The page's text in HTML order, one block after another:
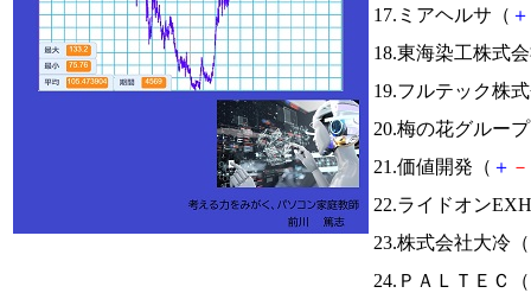
17.ミアヘルサ（ ＋
18.東海染工株式
19.フルテック株
20.梅の花グルー
21.価値開発（ ＋ －
22.ライドオン
23.株式会社大冷（
24.ＰＡＬＴＥＣ（